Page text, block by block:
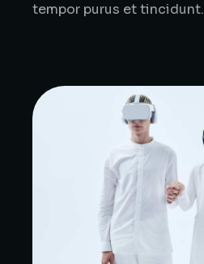
tempor purus et tincidunt.